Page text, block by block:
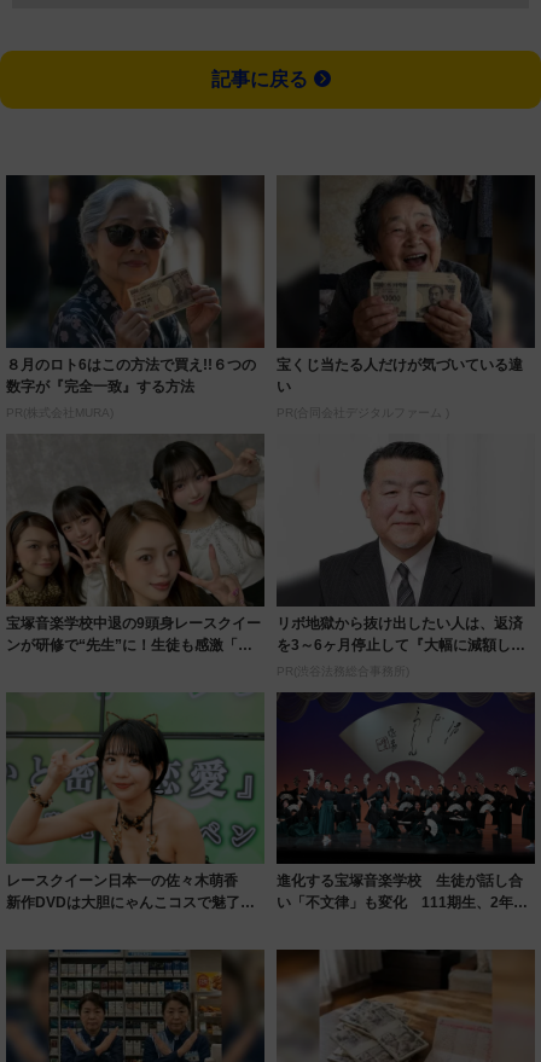
記事に戻る
８月のロト6はこの方法で買え!!６つの
数字が『完全一致』する方法
PR(株式会社MURA)
宝くじ当たる人だけが気づいている違
い
PR(合同会社デジタルファーム )
宝塚音楽学校中退の9頭身レースクイー
ンが研修で“先生”に！生徒も感激「本
リボ地獄から抜け出したい人は、返済
を3～6ヶ月停止して『大幅に減額して
から返済す...
PR(渋谷法務総合事務所)
レースクイーン日本一の佐々木萌香
新作DVDは大胆にゃんこコスで魅了、
進化する宝塚音楽学校 生徒が話し合
い「不文律」も変化 111期生、2年間